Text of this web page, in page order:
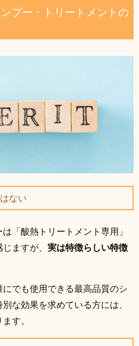
プー・トリートメントの
ない
「酸熱トリートメント専用」
ますが、 実は特徴らしい特徴
でも使用できる最高品質のシ
な効果を求めている方には、
す。